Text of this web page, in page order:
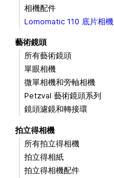
相機配件
Lomomatic 110 底片相機
藝術鏡頭
所有藝術鏡頭
單眼相機
微單相機和旁軸相機
Petzval 藝術鏡頭系列
鏡頭濾鏡和轉接環
拍立得相機
所有拍立得相機
拍立得相紙
拍立得相機配件